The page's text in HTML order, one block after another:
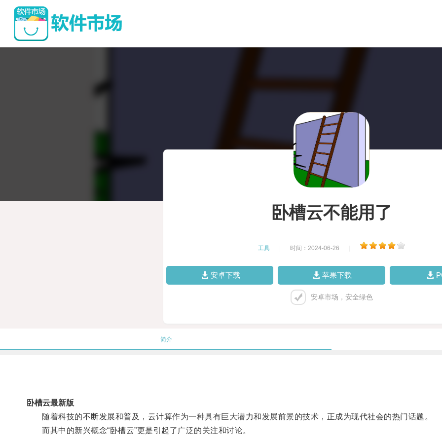
卧槽云不能用了
工具 时间：2024-06-26
安卓下载 苹果下载
安卓市场，安全绿色
简介
卧槽云最新版
随着科技的不断发展和普及，云计算作为一种具有巨大潜力和发展前景的技术，正成为现代社会的热门话题。
而其中的新兴概念“卧槽云”更是引起了广泛的关注和讨论。